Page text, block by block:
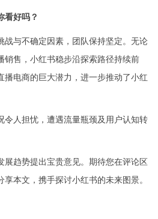
看好吗？
战与不确定因素，团队保持坚定。无论
销售，小红书稳步沿探索路径持续前
播电商的巨大潜力，进一步推动了小红
令人担忧，遭遇流量瓶颈及用户认知转
展趋势提出宝贵意见。期待您在评论区
本文，携手探讨小红书的未来图景。